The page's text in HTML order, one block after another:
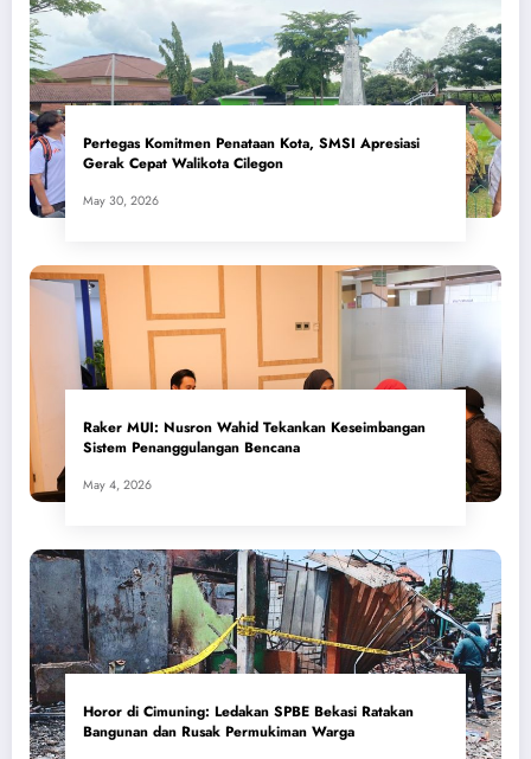
Pertegas Komitmen Penataan Kota, SMSI Apresiasi
Gerak Cepat Walikota Cilegon
May 30, 2026
​Raker MUI: Nusron Wahid Tekankan Keseimbangan
Sistem Penanggulangan Bencana
May 4, 2026
Horor di Cimuning: Ledakan SPBE Bekasi Ratakan
Bangunan dan Rusak Permukiman Warga